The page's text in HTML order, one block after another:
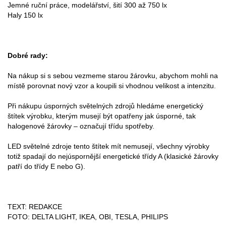
Jemné ruční práce, modelářství, šití 300 až 750 lx
Haly 150 lx
Dobré rady:
Na nákup si s sebou vezmeme starou žárovku, abychom mohli na
místě porovnat nový vzor a koupili si vhodnou velikost a intenzitu.
Při nákupu úsporných světelných zdrojů hledáme energetický
štítek výrobku, kterým musejí být opatřeny jak úsporné, tak
halogenové žárovky – označují třídu spotřeby.
LED světelné zdroje tento štítek mít nemusejí, všechny výrobky
totiž spadají do nejúspornější energetické třídy A (klasické žárovky
patří do třídy E nebo G).
TEXT: REDAKCE
FOTO: DELTA LIGHT, IKEA, OBI, TESLA, PHILIPS